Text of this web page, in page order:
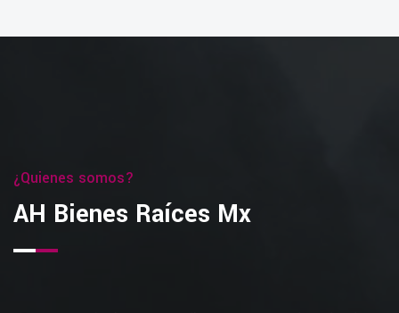
¿Quienes somos?
AH Bienes Raíces Mx